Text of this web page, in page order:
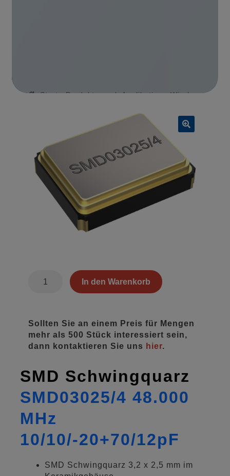
Start Produkte nach Applikation
Wireless
QEU9010995
Menge
In den Warenkorb
Sollten Sie an einem Preis für Mengen
mehr als 500 Stück interessiert sein,
dann kontaktieren Sie uns hier.
SMD Schwingquarz
SMD03025/4 48.000
MHz
10/10/-20+70/12pF
SMD Schwingquarz 3,2 x 2,5 mm im